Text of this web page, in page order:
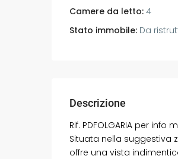
Camere da letto: 4
Stato immobile: Da
Descrizione
Rif. PDFOLGARIA per info
Situata nella suggestiva
offre una vista